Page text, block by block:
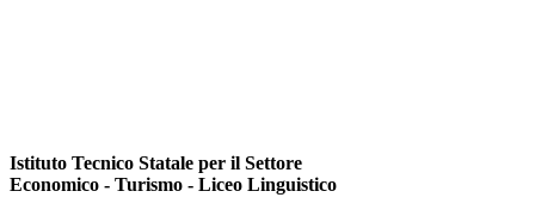
Istituto Tecnico Statale per il Settore
Economico - Turismo - Liceo Linguistico